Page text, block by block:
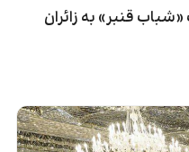
قنبر» به زائران